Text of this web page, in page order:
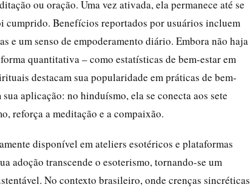
ou oração. Uma vez ativada, ela permanece até se
Benefícios reportados por usuários incluem
um senso de empoderamento diário. Embora não haja
quantitativa – como estatísticas de bem-estar em
destacam sua popularidade em práticas de bem-
aplicação: no hinduísmo, ela se conecta aos sete
reforça a meditação e a compaixão.
disponível em ateliers esotéricos e plataformas
adoção transcende o esoterismo, tornando-se um
No contexto brasileiro, onde crenças sincréticas